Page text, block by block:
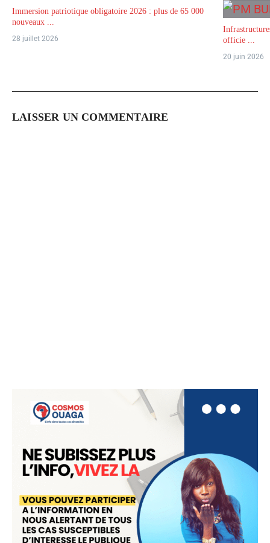
Immersion patriotique obligatoire 2026 : plus de 65 000
nouveaux ...
28 juillet 2026
officie ...
20 juin 2026
LAISSER UN COMMENTAIRE